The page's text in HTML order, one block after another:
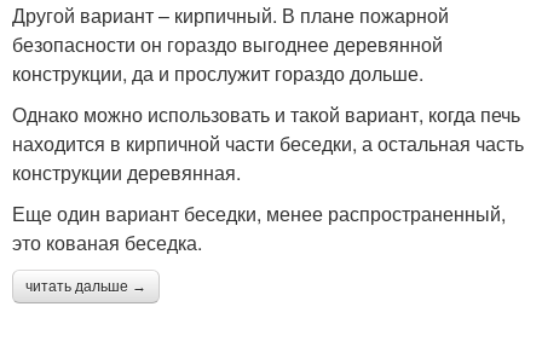
Другой вариант – кирпичный. В плане пожарной
безопасности он гораздо выгоднее деревянной
конструкции, да и прослужит гораздо дольше.
Однако можно использовать и такой вариант, когда печь
находится в кирпичной части беседки, а остальная часть
конструкции деревянная.
Еще один вариант беседки, менее распространенный,
это кованая беседка.
читать дальше →